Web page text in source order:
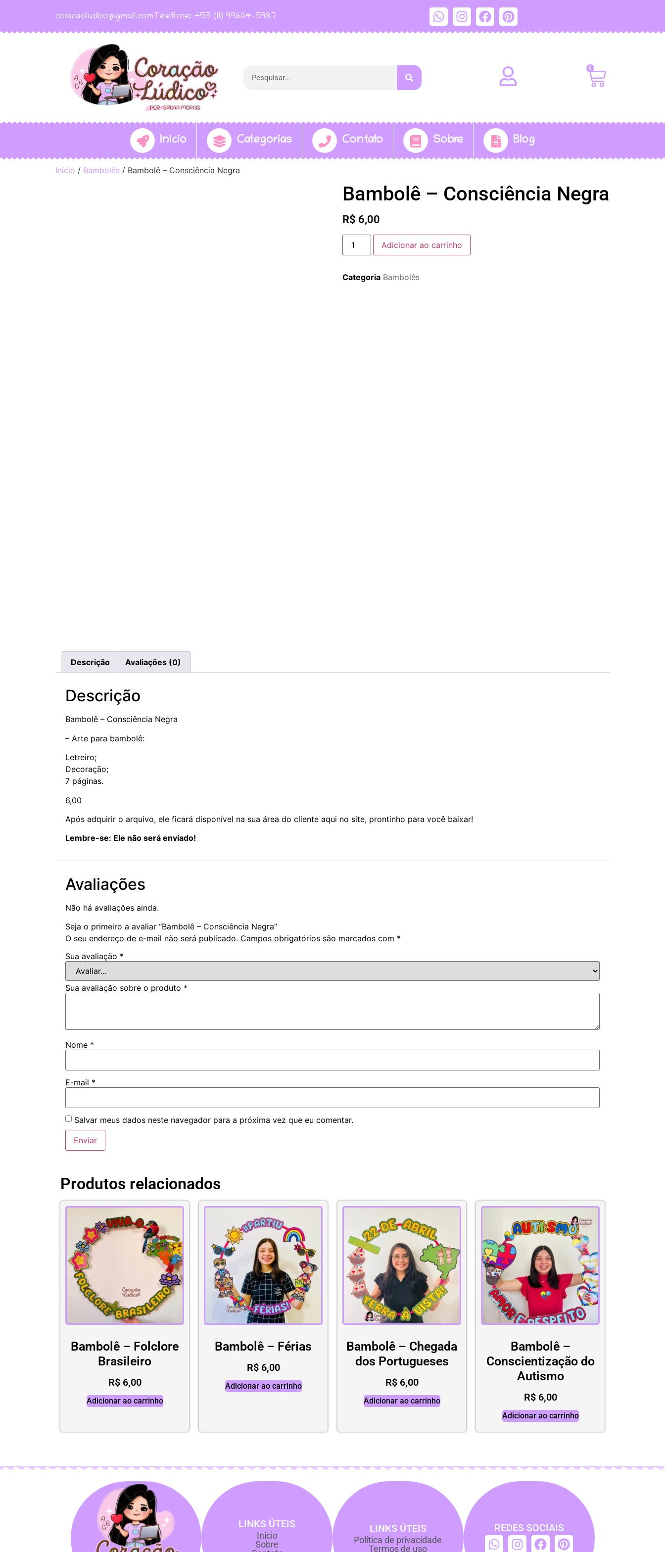
coracaoludico@gmail.com Telefone: +55 (11) 99604-5987
0
Início Categorias Contato Sobre Blog
Início / Bambolês / Bambolê – Consciência Negra
Bambolê – Consciência Negra
R$ 6,00
Adicionar ao carrinho
Categoria Bambolês
Descrição Avaliações (0)
Descrição
Bambolê – Consciência Negra
– Arte para bambolê:
Letreiro;
Decoração;
7 páginas.
6,00
Após adquirir o arquivo, ele ficará disponível na sua área do cliente aqui no site, prontinho para você baixar!
Lembre-se: Ele não será enviado!
Avaliações
Não há avaliações ainda.
Seja o primeiro a avaliar “Bambolê – Consciência Negra”
O seu endereço de e-mail não será publicado. Campos obrigatórios são marcados com *
Sua avaliação *
Sua avaliação sobre o produto *
Nome *
E-mail *
Salvar meus dados neste navegador para a próxima vez que eu comentar.
Produtos relacionados
Bambolê – Folclore
Brasileiro
R$6,00
Adicionar ao carrinho
Bambolê – Férias
R$6,00
Adicionar ao carrinho
Bambolê – Chegada
dos Portugueses
R$6,00
Adicionar ao carrinho
Bambolê –
Conscientização do
Autismo
R$6,00
Adicionar ao carrinho
LINKS ÚTEIS
Início
Sobre
LINKS ÚTEIS
Política de privacidade
Termos de uso
REDES SOCIAIS